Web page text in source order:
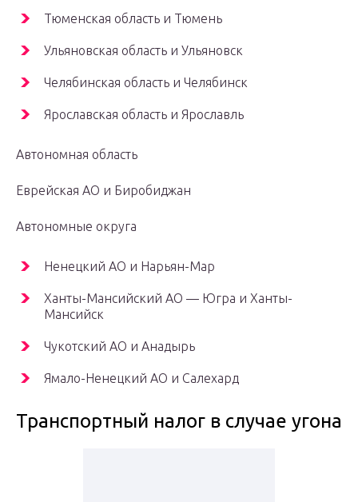
Тюменская область и Тюмень
Ульяновская область и Ульяновск
Челябинская область и Челябинск
Ярославская область и Ярославль
Автономная область
Еврейская АО и Биробиджан
Автономные округа
Ненецкий АО и Нарьян-Мар
Ханты-Мансийский АО — Югра и Ханты-
Мансийск
Чукотский АО и Анадырь
Ямало-Ненецкий АО и Салехард
Транспортный налог в случае угона